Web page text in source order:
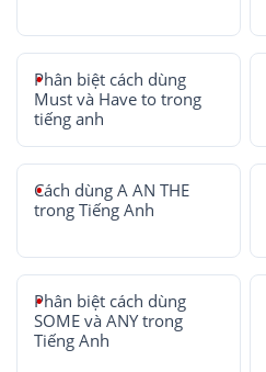
Phân biệt cách dùng
Must và Have to trong
tiếng anh
Cách dùng A AN THE
trong Tiếng Anh
Phân biệt cách dùng
SOME và ANY trong
Tiếng Anh